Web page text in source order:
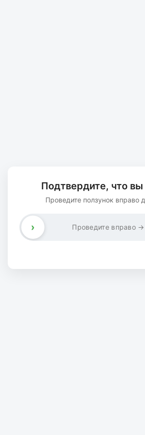
Подтвердите, что вы
Проведите ползунок вправо
Проведите вправо →
›